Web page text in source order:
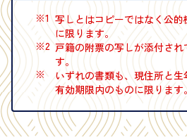
※1 写しとはコピーではなく公
に限ります。
※2 戸籍の附票の写しが添付さ
す。
※
いずれの書類も、現住所と
有効期限内のものに限ります